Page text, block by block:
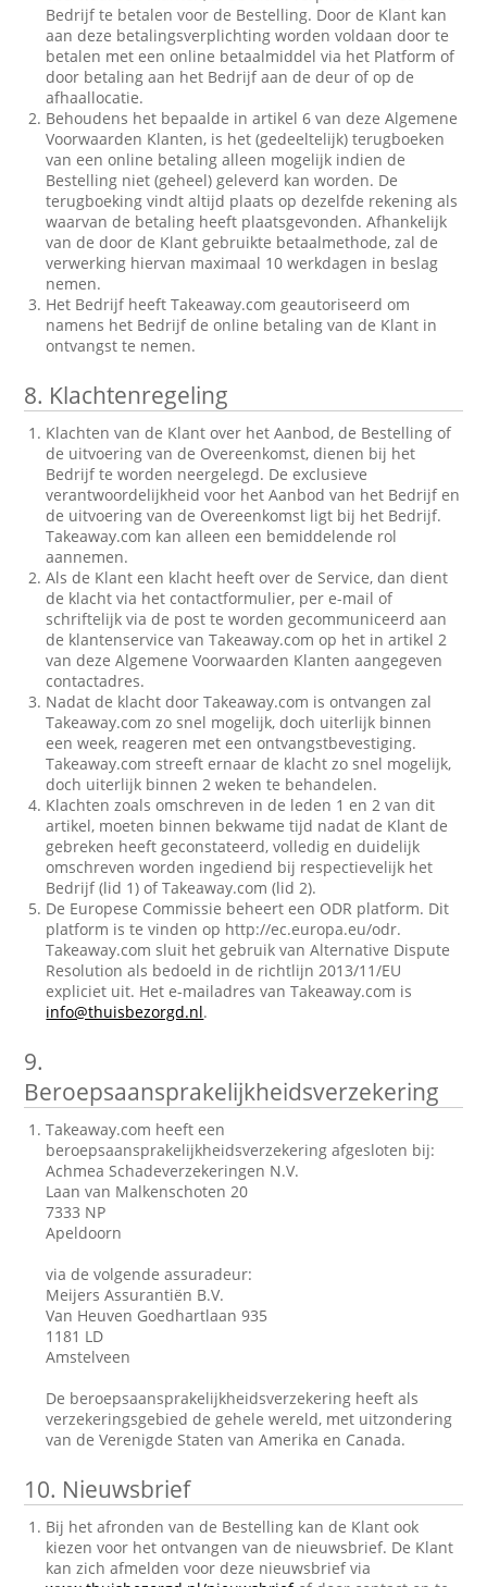
Bedrijf te betalen voor de Bestelling. Door de Klant kan
aan deze betalingsverplichting worden voldaan door te
betalen met een online betaalmiddel via het Platform of
door betaling aan het Bedrijf aan de deur of op de
afhaallocatie.
Behoudens het bepaalde in artikel 6 van deze Algemene
Voorwaarden Klanten, is het (gedeeltelijk) terugboeken
van een online betaling alleen mogelijk indien de
Bestelling niet (geheel) geleverd kan worden. De
terugboeking vindt altijd plaats op dezelfde rekening als
waarvan de betaling heeft plaatsgevonden. Afhankelijk
van de door de Klant gebruikte betaalmethode, zal de
verwerking hiervan maximaal 10 werkdagen in beslag
nemen.
Het Bedrijf heeft Takeaway.com geautoriseerd om
namens het Bedrijf de online betaling van de Klant in
ontvangst te nemen.
8. Klachtenregeling
Klachten van de Klant over het Aanbod, de Bestelling of
de uitvoering van de Overeenkomst, dienen bij het
Bedrijf te worden neergelegd. De exclusieve
verantwoordelijkheid voor het Aanbod van het Bedrijf en
de uitvoering van de Overeenkomst ligt bij het Bedrijf.
Takeaway.com kan alleen een bemiddelende rol
aannemen.
Als de Klant een klacht heeft over de Service, dan dient
de klacht via het contactformulier, per e-mail of
schriftelijk via de post te worden gecommuniceerd aan
de klantenservice van Takeaway.com op het in artikel 2
van deze Algemene Voorwaarden Klanten aangegeven
contactadres.
Nadat de klacht door Takeaway.com is ontvangen zal
Takeaway.com zo snel mogelijk, doch uiterlijk binnen
een week, reageren met een ontvangstbevestiging.
Takeaway.com streeft ernaar de klacht zo snel mogelijk,
doch uiterlijk binnen 2 weken te behandelen.
Klachten zoals omschreven in de leden 1 en 2 van dit
artikel, moeten binnen bekwame tijd nadat de Klant de
gebreken heeft geconstateerd, volledig en duidelijk
omschreven worden ingediend bij respectievelijk het
Bedrijf (lid 1) of Takeaway.com (lid 2).
De Europese Commissie beheert een ODR platform. Dit
platform is te vinden op http://ec.europa.eu/odr.
Takeaway.com sluit het gebruik van Alternative Dispute
Resolution als bedoeld in de richtlijn 2013/11/EU
expliciet uit. Het e-mailadres van Takeaway.com is
info@thuisbezorgd.nl.
9.
Beroepsaansprakelijkheidsverzekering
Takeaway.com heeft een
beroepsaansprakelijkheidsverzekering afgesloten bij:
Achmea Schadeverzekeringen N.V.
Laan van Malkenschoten 20
7333 NP
Apeldoorn
via de volgende assuradeur:
Meijers Assurantiën B.V.
Van Heuven Goedhartlaan 935
1181 LD
Amstelveen
De beroepsaansprakelijkheidsverzekering heeft als
verzekeringsgebied de gehele wereld, met uitzondering
van de Verenigde Staten van Amerika en Canada.
10. Nieuwsbrief
Bij het afronden van de Bestelling kan de Klant ook
kiezen voor het ontvangen van de nieuwsbrief. De Klant
kan zich afmelden voor deze nieuwsbrief via